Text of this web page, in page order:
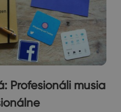
Profesionáli musia